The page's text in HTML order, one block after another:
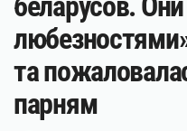
та
парням